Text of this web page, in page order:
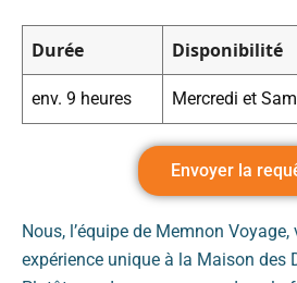
Durée Disponibilité
env. 9 heures Mercredi et
Envoyer la
Nous, l’équipe de Memnon
expérience unique à la Maison des